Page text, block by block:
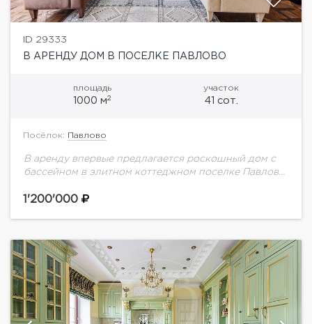
ID 29333
В АРЕНДУ ДОМ В ПОСЕЛКЕ ПАВЛОВО
площадь
1000 м2
участок
41 сот.
Посёлок: Павлово
В аренду впервые предлагается роскошный дом с
бассейном в элитном коттеджном поселке Павлово
ремонт в стиле американской классики.На участке
1'200'000